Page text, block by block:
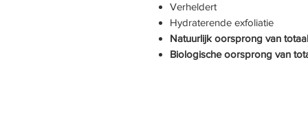
Verheldert
Hydraterende exfoliatie
Natuurlijk oorsprong van totaal
Biologische oorsprong van